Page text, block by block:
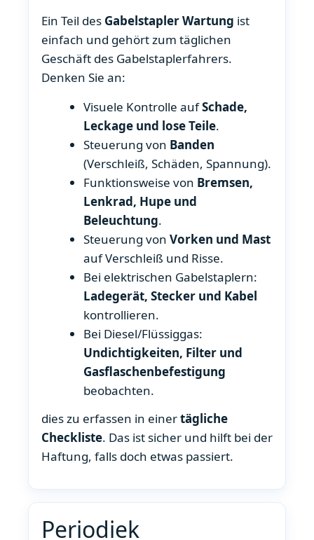
Ein Teil des Gabelstapler Wartung ist
einfach und gehört zum täglichen
Geschäft des Gabelstaplerfahrers.
Denken Sie an:
Visuele Kontrolle aufSchade,
Leckage und lose Teile.
Steuerung von Banden
(Verschleiß, Schäden, Spannung).
Funktionsweise von Bremsen,
Lenkrad, Hupe und
Beleuchtung.
Steuerung vonVorken und Mast
auf Verschleiß und Risse.
Bei elektrischen Gabelstaplern:
Ladegerät, Stecker und Kabel
kontrollieren.
Bei Diesel/Flüssiggas:
Undichtigkeiten, Filter und
Gasflaschenbefestigung
beobachten.
dies zu erfassen in einertägliche
Checkliste. Das ist sicher und hilft bei der
Haftung, falls doch etwas passiert.
Periodiek